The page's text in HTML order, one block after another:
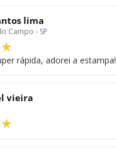
lima
Campo - SP
rápida, adorei a estampa!
vieira